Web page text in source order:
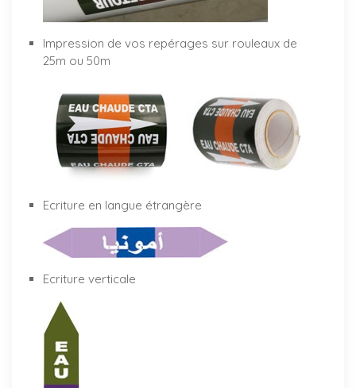
Impression de vos repérages sur rouleaux de
25m ou 50m
Ecriture en langue étrangère
Ecriture verticale